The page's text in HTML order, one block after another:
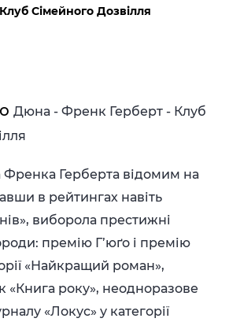
Клуб Сімейного Дозвілля
Дюна - Френк Герберт - Клуб
Герберта відомим на
в рейтингах навіть
виборола престижні
премію Г’юґо і премію
«Найкращий роман»,
«Книга року», неодноразове
«Локус» у категорії